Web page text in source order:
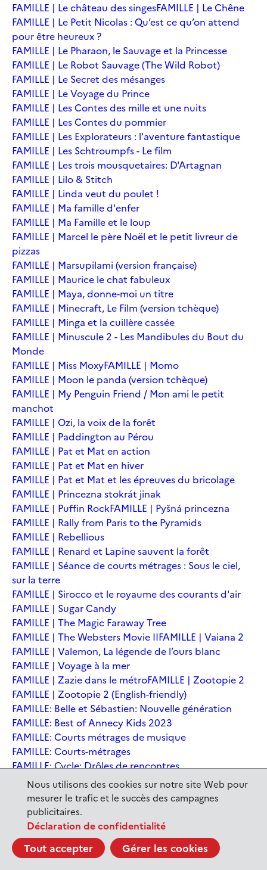
Nous utilisons des cookies sur notre site Web pour
mesurer le trafic et le succès des campagnes
publicitaires.
Déclaration de confidentialité
Tout accepter Gérer les cookies
FAMILLE | Le château des singesFAMILLE | Le Chêne
FAMILLE | Le Petit Nicolas : Qu’est ce qu’on attend
pour être heureux ?
FAMILLE | Le Pharaon, le Sauvage et la Princesse
FAMILLE | Le Robot Sauvage (The Wild Robot)
FAMILLE | Le Secret des mésanges
FAMILLE | Le Voyage du Prince
FAMILLE | Les Contes des mille et une nuits
FAMILLE | Les Contes du pommier
FAMILLE | Les Explorateurs : l'aventure fantastique
FAMILLE | Les Schtroumpfs - Le film
FAMILLE | Les trois mousquetaires: D'Artagnan
FAMILLE | Lilo & Stitch
FAMILLE | Linda veut du poulet !
FAMILLE | Ma famille d'enfer
FAMILLE | Ma Famille et le loup
FAMILLE | Marcel le père Noël et le petit livreur de
pizzas
FAMILLE | Marsupilami (version française)
FAMILLE | Maurice le chat fabuleux
FAMILLE | Maya, donne-moi un titre
FAMILLE | Minecraft, Le Film (version tchèque)
FAMILLE | Minga et la cuillère cassée
FAMILLE | Minuscule 2 - Les Mandibules du Bout du
Monde
FAMILLE | Miss MoxyFAMILLE | Momo
FAMILLE | Moon le panda (version tchèque)
FAMILLE | My Penguin Friend / Mon ami le petit
manchot
FAMILLE | Ozi, la voix de la forêt
FAMILLE | Paddington au Pérou
FAMILLE | Pat et Mat en action
FAMILLE | Pat et Mat en hiver
FAMILLE | Pat et Mat et les épreuves du bricolage
FAMILLE | Princezna stokrát jinak
FAMILLE | Puffin RockFAMILLE | Pyšná princezna
FAMILLE | Rally from Paris to the Pyramids
FAMILLE | Rebellious
FAMILLE | Renard et Lapine sauvent la forêt
FAMILLE | Séance de courts métrages : Sous le ciel,
sur la terre
FAMILLE | Sirocco et le royaume des courants d'air
FAMILLE | Sugar Candy
FAMILLE | The Magic Faraway Tree
FAMILLE | The Websters Movie IIFAMILLE | Vaiana 2
FAMILLE | Valemon, La légende de l’ours blanc
FAMILLE | Voyage à la mer
FAMILLE | Zazie dans le métroFAMILLE | Zootopie 2
FAMILLE | Zootopie 2 (English-friendly)
FAMILLE: Belle et Sébastien: Nouvelle génération
FAMILLE: Best of Annecy Kids 2023
FAMILLE: Courts métrages de musique
FAMILLE: Courts-métrages
FAMILLE: Cycle: Drôles de rencontres
FAMILLE: En sortant de l'école - Andrée Chedid
FAMILLE: Ernest et Célestine: Le voyage en Charabie
FAMILLE: Festival International du court métrage
Clermont-Ferrand
FAMILLE: Kina et Yuk, renards de la banquise
FAMILLE: La Pat' Patrouille : La Super Patrouille, le film